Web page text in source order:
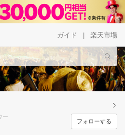
ガイド 楽天市場
ー
フォローする